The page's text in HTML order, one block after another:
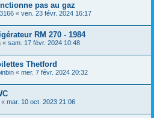
pas au gaz
« ven. 23 févr. 2024 16:17
RM 270 - 1984
« sam. 17 févr. 2024 10:48
Thetford
« mer. 7 févr. 2024 20:32
« mar. 10 oct. 2023 21:06